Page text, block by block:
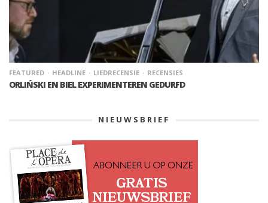
FEATURED HEADLINE LIEDRECENSIE RECENSIES
ORLIŃSKI EN BIEL EXPERIMENTEREN GEDURFD
NIEUWSBRIEF